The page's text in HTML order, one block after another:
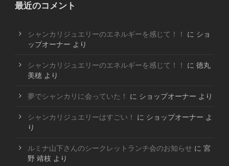
最近のコメント
シャンカリジュエリーのエネルギーを感じて！！ に ショ
ップオーナー より
シャンカリジュエリーのエネルギーを感じて！！ に 徳丸
美穂 より
夢でシャンカリに会っていた！ に ショップオーナー より
シャンカリジュエリーはすごい！ に ショップオーナー よ
り
ルミナ山下さんのシークレットランチ会のお知らせ に 宮
野 靖枝 より